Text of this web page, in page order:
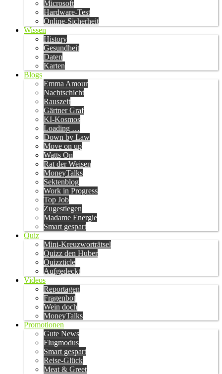
Microsoft
Hardware-Test
Online-Sicherheit
Wissen
History
Gesundheit
Daten
Karten
Blogs
Emma Amour
Nachtschicht
Rauszeit
Gärtner Graf
KI-Kosmos
Loading …
Down by Law
Move on up
Watts On
Rat der Weisen
MoneyTalks
Sektenblog
Work in Progress
Top Job
Zugestiegen
Madame Energie
Smart gespart
Quiz
Mini-Kreuzworträtsel
Quizz den Huber
Quizzticle
Aufgedeckt
Videos
Reportagen
Fragenbot
Wein doch
MoneyTalks
Promotionen
Gute News
Flugmodus
Smart gespart
Reise-Glück
Meat & Greet